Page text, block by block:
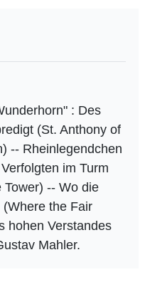
: Des
(St. Anthony of
-- Rheinlegendchen
im Turm
-- Wo die
the Fair
hohen Verstandes
Mahler.